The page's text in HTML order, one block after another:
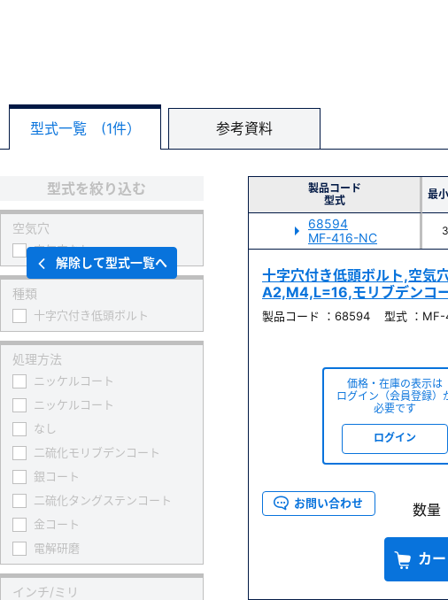
型式一覧 (1件） 参考資料
製品コード
型式
最
68594
MF-416-NC
十字穴付き低頭ボルト,空気
A2,M4,L=16,モリブデンコ
製品コード ：68594 型式 ：MF-
価格・在庫の表示は
ログイン（会員登録）
必要です
ログイン
お問い合わせ 数量
カ
型式を絞り込む
空気穴
空気穴なし
種類
十字穴付き低頭ボルト
処理方法
ニッケルコート
ニッケルコート
なし
二硫化モリブデンコート
銀コート
二硫化タングステンコート
金コート
電解研磨
インチ/ミリ
解除して型式一覧へ